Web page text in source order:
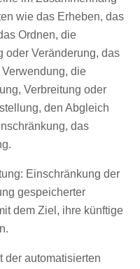
wie das Erheben, das
Ordnen, die
oder Veränderung, das
die
Verbreitung oder
den Abgleich
das
Einschränkung der
gespeicherter
dem Ziel, ihre künftige
der automatisierten